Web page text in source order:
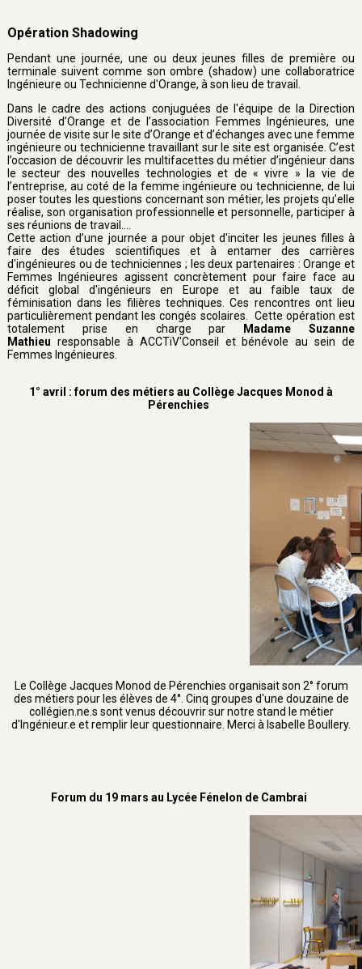
Opération Shadowing
Pendant une journée, une ou deux jeunes filles de première ou
terminale suivent comme son ombre (shadow) une collaboratrice
Ingénieure ou Technicienne d'Orange, à son lieu de travail.
Dans le cadre des actions conjuguées de l'équipe de la Direction
Diversité d’Orange et de l’association Femmes Ingénieures, une
journée de visite sur le site d’Orange et d’échanges avec une femme
ingénieure ou technicienne travaillant sur le site est organisée. C’est
l’occasion de découvrir les multifacettes du métier d’ingénieur dans
le secteur des nouvelles technologies et de « vivre » la vie de
l’entreprise, au coté de la femme ingénieure ou technicienne, de lui
poser toutes les questions concernant son métier, les projets qu’elle
réalise, son organisation professionnelle et personnelle, participer à
ses réunions de travail….
Cette action d’une journée a pour objet d'inciter les jeunes filles à
faire des études scientifiques et à entamer des carrières
d'ingénieures ou de techniciennes ; les deux partenaires : Orange et
Femmes Ingénieures agissent concrètement pour faire face au
déficit global d'ingénieurs en Europe et au faible taux de
féminisation dans les filières techniques. Ces rencontres ont lieu
particulièrement pendant les congés scolaires. Cette opération est
totalement prise en charge par
Madame Suzanne
Mathieu responsable à ACCTiV'Conseil et bénévole au sein de
Femmes Ingénieures.
1° avril : forum des métiers au Collège Jacques Monod à
Pérenchies
Le Collège Jacques Monod de Pérenchies organisait son 2° forum
des métiers pour les élèves de 4°. Cinq groupes d'une douzaine de
collégien.ne.s sont venus découvrir sur notre stand le métier
d'Ingénieur.e et remplir leur questionnaire. Merci à Isabelle Boullery.
Forum du 19 mars au Lycée Fénelon de Cambrai